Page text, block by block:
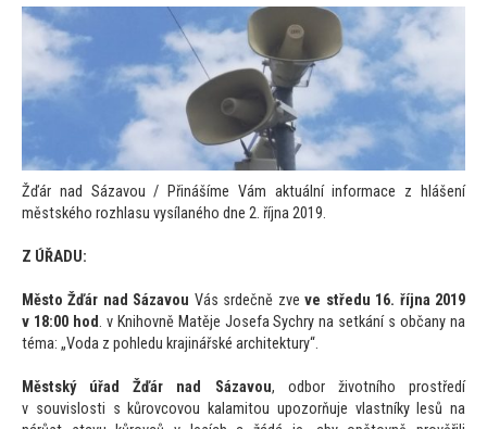
Žďár nad Sázavou / Přinášíme Vám aktuální informace z hlášení
městského rozhlasu vysílaného dne 2. října 2019.
Z ÚŘADU:
Město Žďár nad Sázavou Vás srdečně zveve středu 16. října 2019
v 18:00 hod. v Knihovně Matěje Josefa Sychry na setkání s občany na
téma: „Voda z pohledu krajinářské architektury“.
Městský úřad Žďár nad Sázavou, odbor životního prostředí
v souvislosti s kůrovcovou kalamitou upozorňuje vlastníky lesů na